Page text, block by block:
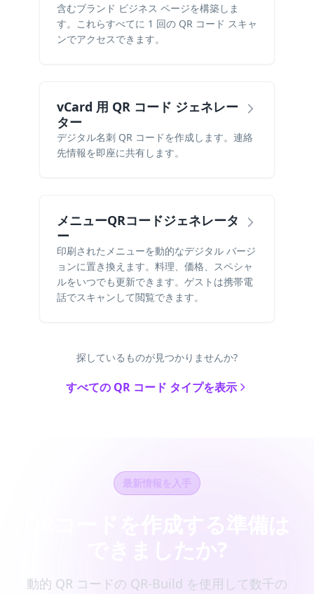
含むブランド ビジネス ページを構築しま
す。これらすべてに 1 回の QR コード スキャ
ンでアクセスできます。
vCard 用 QR コード ジェネレー
ター
デジタル名刺 QR コードを作成します。連絡
先情報を即座に共有します。
メニューQRコードジェネレータ
ー
印刷されたメニューを動的なデジタル バージ
ョンに置き換えます。料理、価格、スペシャ
ルをいつでも更新できます。ゲストは携帯電
話でスキャンして閲覧できます。
探しているものが見つかりませんか?
すべての QR コード タイプを表示
最新情報を入手
動的 QR コードの QR-Build を使用して数千の